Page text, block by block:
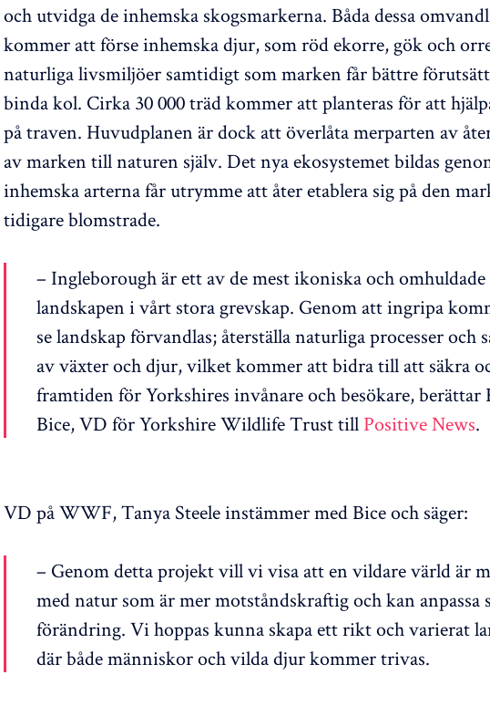
och utvidga de inhemska skogsmarkerna. Båda dessa
kommer att förse inhemska djur, som röd ekorre, gök och
naturliga livsmiljöer samtidigt som marken får bättre
binda kol. Cirka 30 000 träd kommer att planteras för att
på traven. Huvudplanen är dock att överlåta merparten av
av marken till naturen själv. Det nya ekosystemet bildas
inhemska arterna får utrymme att åter etablera sig på den
tidigare blomstrade.
– Ingleborough är ett av de mest ikoniska och omhuldade
landskapen i vårt stora grevskap. Genom att ingripa
se landskap förvandlas; återställa naturliga processer och
av växter och djur, vilket kommer att bidra till att säkra
framtiden för Yorkshires invånare och besökare, berättar
Bice, VD för Yorkshire Wildlife Trust till Positive News.
VD på WWF, Tanya Steele instämmer med Bice och säger:
– Genom detta projekt vill vi visa att en vildare värld är
med natur som är mer motståndskraftig och kan anpassa
förändring. Vi hoppas kunna skapa ett rikt och varierat
där både människor och vilda djur kommer trivas.